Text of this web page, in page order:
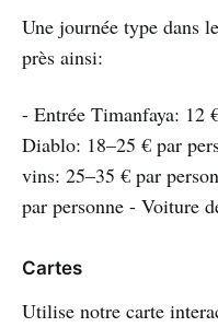
Une journée type dans
près ainsi:
- Entrée Timanfaya: 12
Diablo: 18–25 € par
vins: 25–35 € par
par personne - Voiture
Cartes
Utilise notre carte